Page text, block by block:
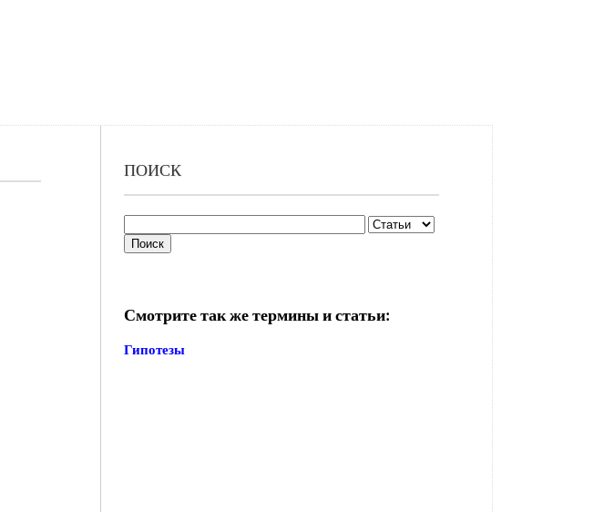
ПОИСК
Смотрите так же термины и статьи:
Гипотезы